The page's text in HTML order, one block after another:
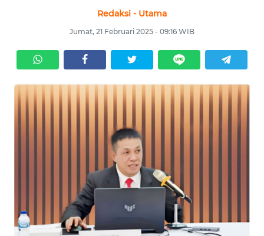
Redaksi - Utama
Jumat, 21 Februari 2025 - 09:16 WIB
SERBI
LABUAN
BAJO
KONTAK